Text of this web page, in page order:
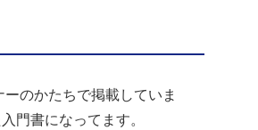
のかたちで掲載していま
門書になってます。